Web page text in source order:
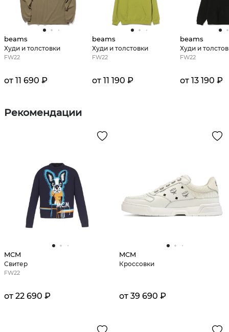
beams
Худи и толстовки
FW22
от 11 690 ₽
beams
Худи и толстовки
FW22
от 11 190 ₽
beams
Худи и
FW22
от 13 190 ₽
Рекомендации
MCM
Свитер
FW22
от 22 690 ₽
MCM
Кроссовки
от 39 690 ₽